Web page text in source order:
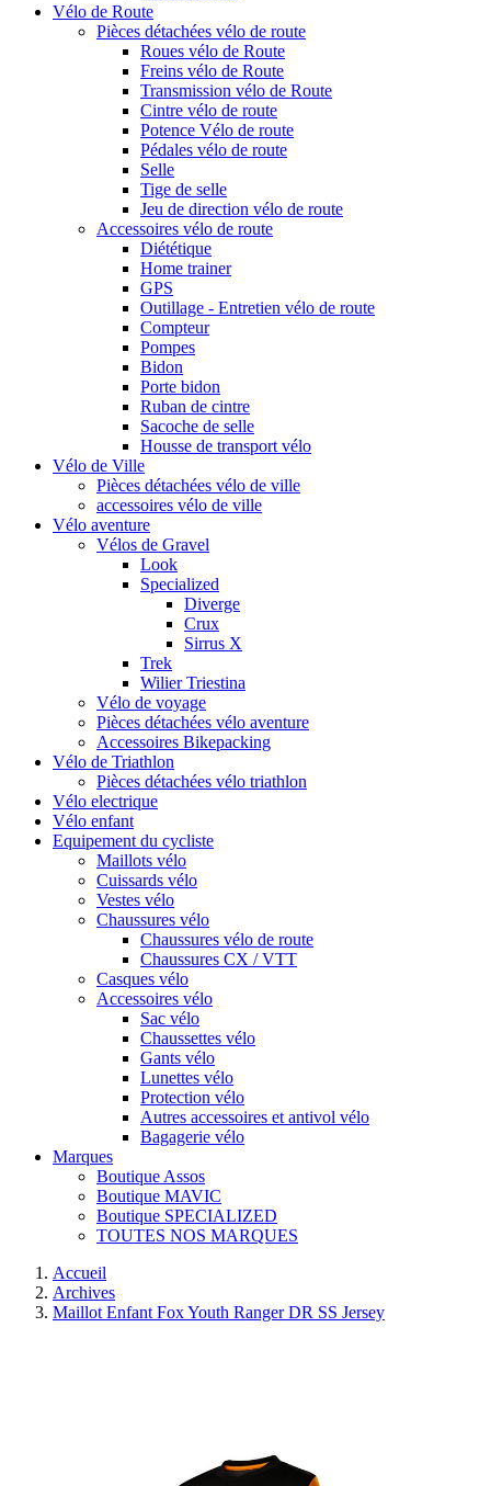
Vélo de Route
Pièces détachées vélo de route
Roues vélo de Route
Freins vélo de Route
Transmission vélo de Route
Cintre vélo de route
Potence Vélo de route
Pédales vélo de route
Selle
Tige de selle
Jeu de direction vélo de route
Accessoires vélo de route
Diététique
Home trainer
GPS
Outillage - Entretien vélo de route
Compteur
Pompes
Bidon
Porte bidon
Ruban de cintre
Sacoche de selle
Housse de transport vélo
Vélo de Ville
Pièces détachées vélo de ville
accessoires vélo de ville
Vélo aventure
Vélos de Gravel
Look
Specialized
Diverge
Crux
Sirrus X
Trek
Wilier Triestina
Vélo de voyage
Pièces détachées vélo aventure
Accessoires Bikepacking
Vélo de Triathlon
Pièces détachées vélo triathlon
Vélo electrique
Vélo enfant
Equipement du cycliste
Maillots vélo
Cuissards vélo
Vestes vélo
Chaussures vélo
Chaussures vélo de route
Chaussures CX / VTT
Casques vélo
Accessoires vélo
Sac vélo
Chaussettes vélo
Gants vélo
Lunettes vélo
Protection vélo
Autres accessoires et antivol vélo
Bagagerie vélo
Marques
Boutique Assos
Boutique MAVIC
Boutique SPECIALIZED
TOUTES NOS MARQUES
Accueil
Archives
Maillot Enfant Fox Youth Ranger DR SS Jersey